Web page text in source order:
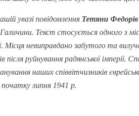
увазі повідомлення Тетяни Федорів
Галичини. Текст стосується одного з
Місця невиправдано забутого та
після руйнування радянської
наших співвітчизників
липня 1941 р.